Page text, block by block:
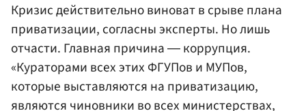
Кризис действительно виноват в срыве плана
приватизации, согласны эксперты. Но лишь
отчасти. Главная причина ― коррупция.
«Кураторами всех этих ФГУПов и МУПов,
которые выставляются на приватизацию,
являются чиновники во всех министерствах,